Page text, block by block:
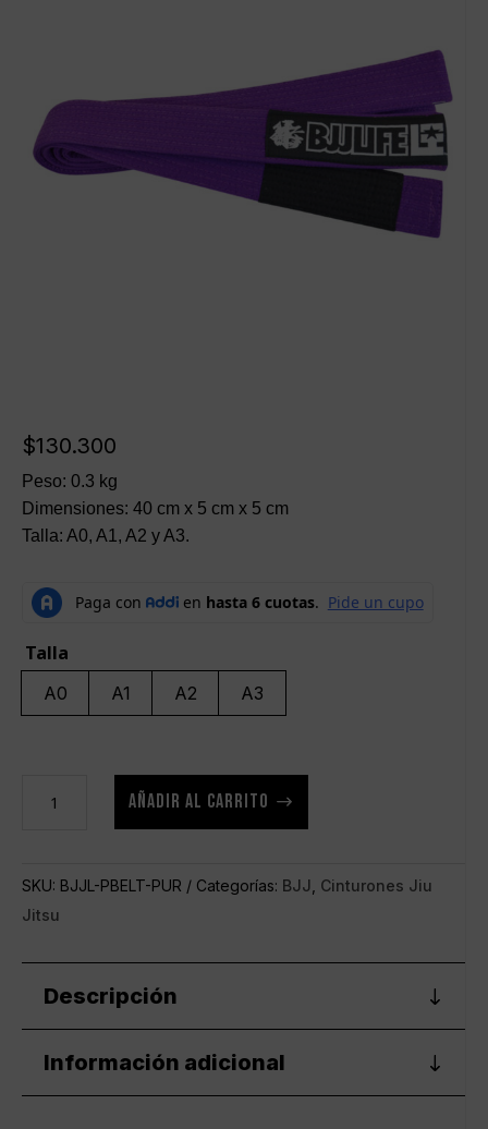
$130.300
Peso: 0.3 kg
Dimensiones: 40 cm x 5 cm x 5 cm
Talla: A0, A1, A2 y A3.
Talla
A0 A1 A2 A3
línea
perla
cantidad
AÑADIR AL CARRITO
SKU: BJJL-PBELT-PUR Categorías: BJJ Cinturones Jiu
Jitsu
Descripción
Información adicional